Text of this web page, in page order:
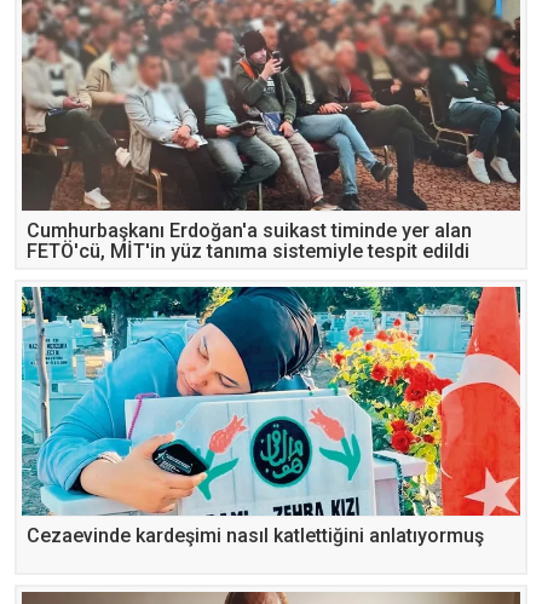
Cumhurbaşkanı Erdoğan'a suikast timinde yer alan
FETÖ'cü, MİT'in yüz tanıma sistemiyle tespit edildi
Cezaevinde kardeşimi nasıl katlettiğini anlatıyormuş